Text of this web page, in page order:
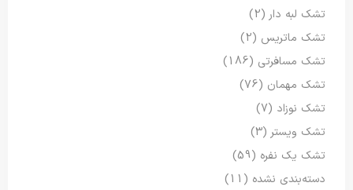
تشک لبه دار (2)
تشک ماتریس (2)
تشک مسافرتی (186)
تشک مهمان (76)
تشک نوزاد (7)
تشک ویستر (3)
تشک یک نفره (59)
دسته‌بندی نشده (11)